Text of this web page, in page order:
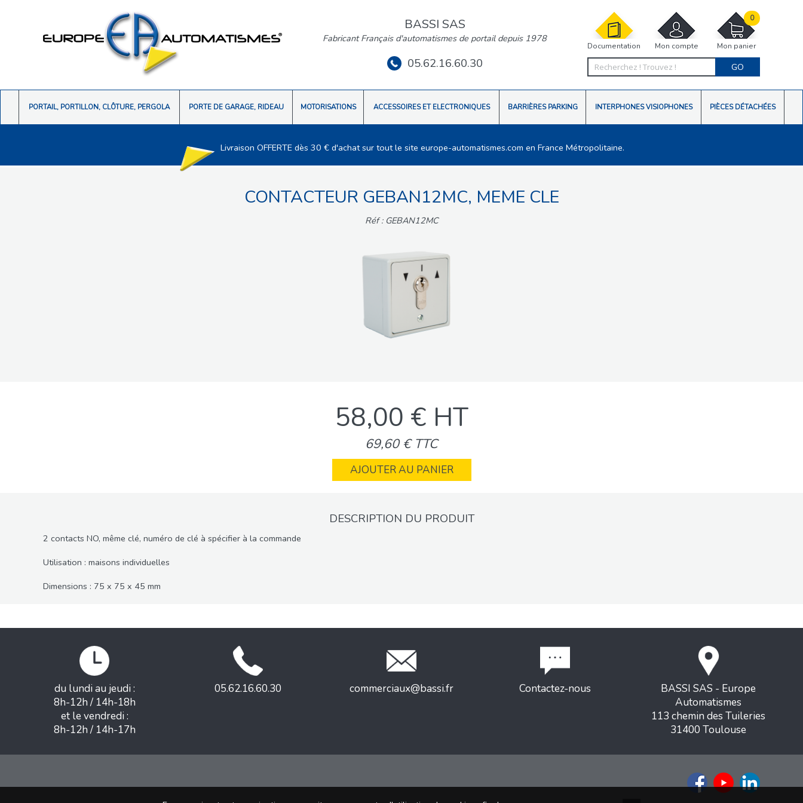
Documentation Mon compte Mon panier
0
GO
BASSI SAS
Fabricant Français d'automatismes de portail depuis 1978
05.62.16.60.30
PORTAIL, PORTILLON, CLÔTURE, PERGOLA PORTE DE GARAGE, RIDEAU MOTORISATIONS ACCESSOIRES ET ELECTRONIQUES BARRIÈRES PARKING INTERPHONES VISIOPHONES PIÈCES DÉTACHÉES
Livraison OFFERTE dès 30 € d'achat sur tout le site europe-automatismes.com en France Métropolitaine.
CONTACTEUR GEBAN12MC, MEME CLE
Réf : GEBAN12MC
58,00 € HT
69,60 € TTC
AJOUTER AU PANIER
DESCRIPTION DU PRODUIT
2 contacts NO, même clé, numéro de clé à spécifier à la commande
Utilisation : maisons individuelles
Dimensions : 75 x 75 x 45 mm
du lundi au jeudi :
8h-12h / 14h-18h
et le vendredi :
8h-12h / 14h-17h
05.62.16.60.30 commerciaux@bassi.fr Contactez-nous
BASSI SAS - Europe
Automatismes
113 chemin des Tuileries
31400 Toulouse